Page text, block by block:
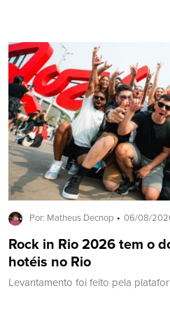
Por: Matheus Decnop 06/08/
Rock in Rio 2026 tem o
hotéis no Rio
Levantamento foi feito pela